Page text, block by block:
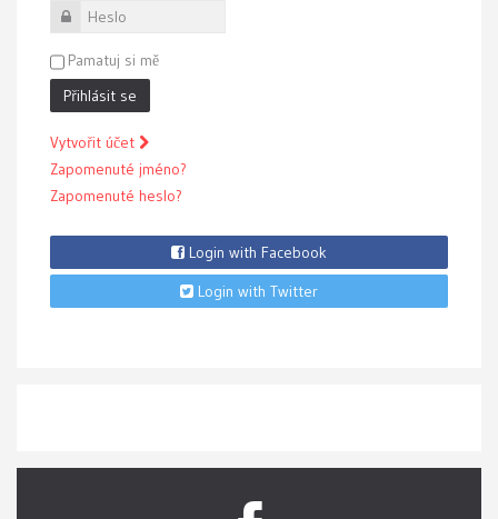
Heslo
Pamatuj si mě
Přihlásit se
Vytvořit účet
Zapomenuté jméno?
Zapomenuté heslo?
Login with Facebook
Login with Twitter